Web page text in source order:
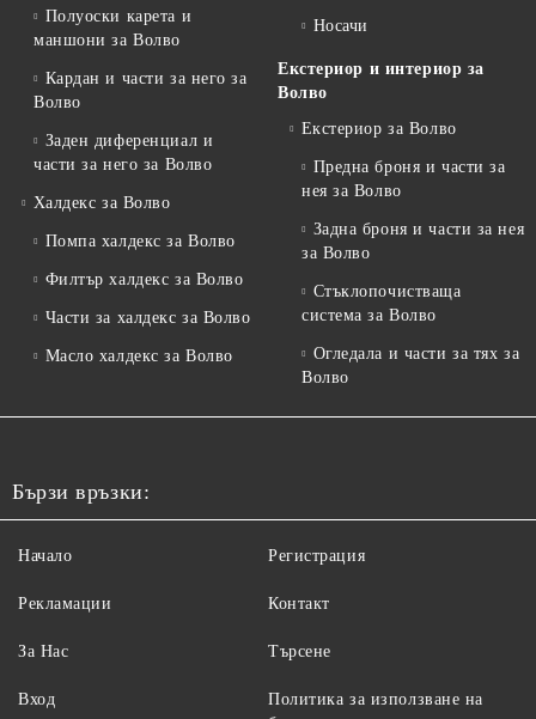
Полуоски карета и
маншони за Волво
Кардан и части за него за
Волво
Заден диференциал и
части за него за Волво
Халдекс за Волво
Помпа халдекс за Волво
Филтър халдекс за Волво
Части за халдекс за Волво
Масло халдекс за Волво
Носачи
Екстериор и интериор за
Волво
Екстериор за Волво
Предна броня и части за
нея за Волво
Задна броня и части за нея
за Волво
Стъклопочистваща
система за Волво
Огледала и части за тях за
Волво
Бързи връзки:
Начало
Рекламации
За Нас
Вход
Регистрация
Контакт
Търсене
Политика за използване на